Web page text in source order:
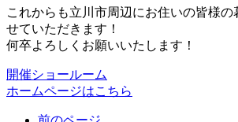
これからも立川市周辺にお住いの皆様の
せていただきます！
何卒よろしくお願いいたします！
開催ショールーム
ホームページはこちら